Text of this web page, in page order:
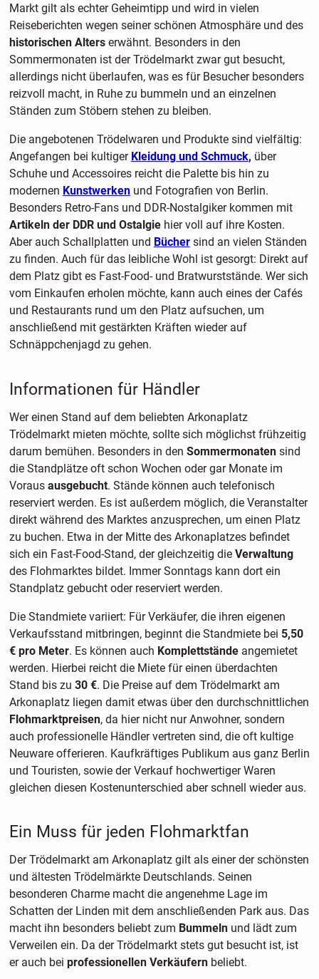
Markt gilt als echter Geheimtipp und wird in vielen
Reiseberichten wegen seiner schönen Atmosphäre und des
historischen Alterserwähnt. Besonders in den
Sommermonaten ist der Trödelmarkt zwar gut besucht,
allerdings nicht überlaufen, was es für Besucher besonders
reizvoll macht, in Ruhe zu bummeln und an einzelnen
Ständen zum Stöbern stehen zu bleiben.
Die angebotenen Trödelwaren und Produkte sind vielfältig:
Angefangen bei kultiger Kleidung und Schmuck, über
Schuhe und Accessoires reicht die Palette bis hin zu
modernen Kunstwerkenund Fotografien von Berlin.
Besonders Retro-Fans und DDR-Nostalgiker kommen mit
Artikeln der DDR und Ostalgiehier voll auf ihre Kosten.
Aber auch Schallplatten und Büchersind an vielen Ständen
zu finden. Auch für das leibliche Wohl ist gesorgt: Direkt auf
dem Platz gibt es Fast-Food- und Bratwurststände. Wer sich
vom Einkaufen erholen möchte, kann auch eines der Cafés
und Restaurants rund um den Platz aufsuchen, um
anschließend mit gestärkten Kräften wieder auf
Schnäppchenjagd zu gehen.
Informationen für Händler
Wer einen Stand auf dem beliebten Arkonaplatz
Trödelmarkt mieten möchte, sollte sich möglichst frühzeitig
darum bemühen. Besonders in den Sommermonatensind
die Standplätze oft schon Wochen oder gar Monate im
Voraus ausgebucht. Stände können auch telefonisch
reserviert werden. Es ist außerdem möglich, die Veranstalter
direkt während des Marktes anzusprechen, um einen Platz
zu buchen. Etwa in der Mitte des Arkonaplatzes befindet
sich ein Fast-Food-Stand, der gleichzeitig die Verwaltung
des Flohmarktes bildet. Immer Sonntags kann dort ein
Standplatz gebucht oder reserviert werden.
Die Standmiete variiert: Für Verkäufer, die ihren eigenen
Verkaufsstand mitbringen, beginnt die Standmiete bei 5,50
€ pro Meter. Es können auch Komplettständeangemietet
werden. Hierbei reicht die Miete für einen überdachten
Stand bis zu 30 €. Die Preise auf dem Trödelmarkt am
Arkonaplatz liegen damit etwas über den durchschnittlichen
Flohmarktpreisen, da hier nicht nur Anwohner, sondern
auch professionelle Händler vertreten sind, die oft kultige
Neuware offerieren. Kaufkräftiges Publikum aus ganz Berlin
und Touristen, sowie der Verkauf hochwertiger Waren
gleichen diesen Kostenunterschied aber schnell wieder aus.
Ein Muss für jeden Flohmarktfan
Der Trödelmarkt am Arkonaplatz gilt als einer der schönsten
und ältesten Trödelmärkte Deutschlands. Seinen
besonderen Charme macht die angenehme Lage im
Schatten der Linden mit dem anschließenden Park aus. Das
macht ihn besonders beliebt zum Bummelnund lädt zum
Verweilen ein. Da der Trödelmarkt stets gut besucht ist, ist
er auch bei professionellen Verkäufernbeliebt.